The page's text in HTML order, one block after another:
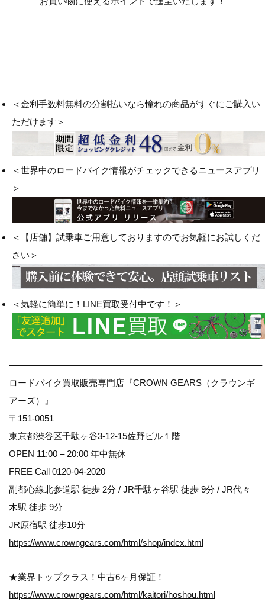
＜金利手数料無料の分割払いなら憧れの商品がすぐにご購入い
ただけます＞
＜世界中のロードバイク情報がチェックできるニュースアプリ
＞
＜【店舗】試乗車ご用意しておりますのでお気軽にお試しくだ
さい＞
＜気軽に簡単に！LINE買取受付中です！＞
————————————————————————————–
ロードバイク買取販売専門店『CROWN GEARS（クラウンギ
アーズ）』
〒151-0051
東京都渋谷区千駄ヶ谷3-12-15佐野ビル１階
OPEN 11:00 – 20:00 年中無休
FREE Call 0120-04-2020
副都心線北参道駅 徒歩 2分 / JR千駄ヶ谷駅 徒歩 9分 / JR代々
木駅 徒歩 9分
JR原宿駅 徒歩10分
https://www.crowngears.com/html/shop/index.html
★業界トップクラス！中古6ヶ月保証！
https://www.crowngears.com/html/kaitori/hoshou.html